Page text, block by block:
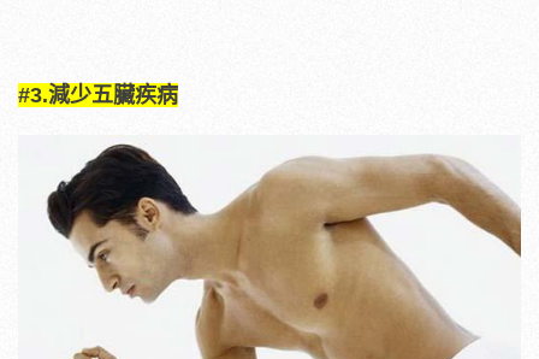
#3.減少五臟疾病